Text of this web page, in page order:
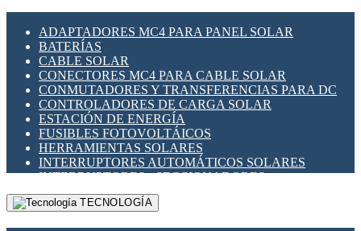
ADAPTADORES MC4 PARA PANEL SOLAR
BATERÍAS
CABLE SOLAR
CONECTORES MC4 PARA CABLE SOLAR
CONMUTADORES Y TRANSFERENCIAS PARA DC
CONTROLADORES DE CARGA SOLAR
ESTACIÓN DE ENERGÍA
FUSIBLES FOTOVOLTÁICOS
HERRAMIENTAS SOLARES
INTERRUPTORES AUTOMÁTICOS SOLARES
INTERRUPTORES - SECCIONADORES
FOTOVOLTÁICOS
MONTAJE PANEL SOLAR
TECNOLOGÍA